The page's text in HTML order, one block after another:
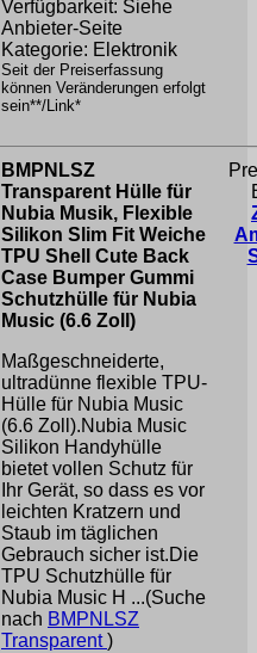
Verfügbarkeit: Siehe
Anbieter-Seite
Kategorie: Elektronik
Seit der Preiserfassung
können Veränderungen erfolgt
sein**/Link*
BMPNLSZ
Transparent Hülle für
Nubia Musik, Flexible
Silikon Slim Fit Weiche
TPU Shell Cute Back
Case Bumper Gummi
Schutzhülle für Nubia
Music (6.6 Zoll)
Maßgeschneiderte,
ultradünne flexible TPU-
Hülle für Nubia Music
(6.6 Zoll).Nubia Music
Silikon Handyhülle
bietet vollen Schutz für
Ihr Gerät, so dass es vor
leichten Kratzern und
Staub im täglichen
Gebrauch sicher ist.Die
TPU Schutzhülle für
Nubia Music H ...(Suche
nach BMPNLSZ
Transparent)